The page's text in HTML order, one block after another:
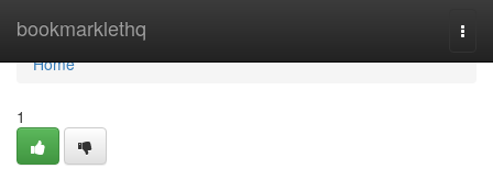
bookmarklethq
Home
Home
1